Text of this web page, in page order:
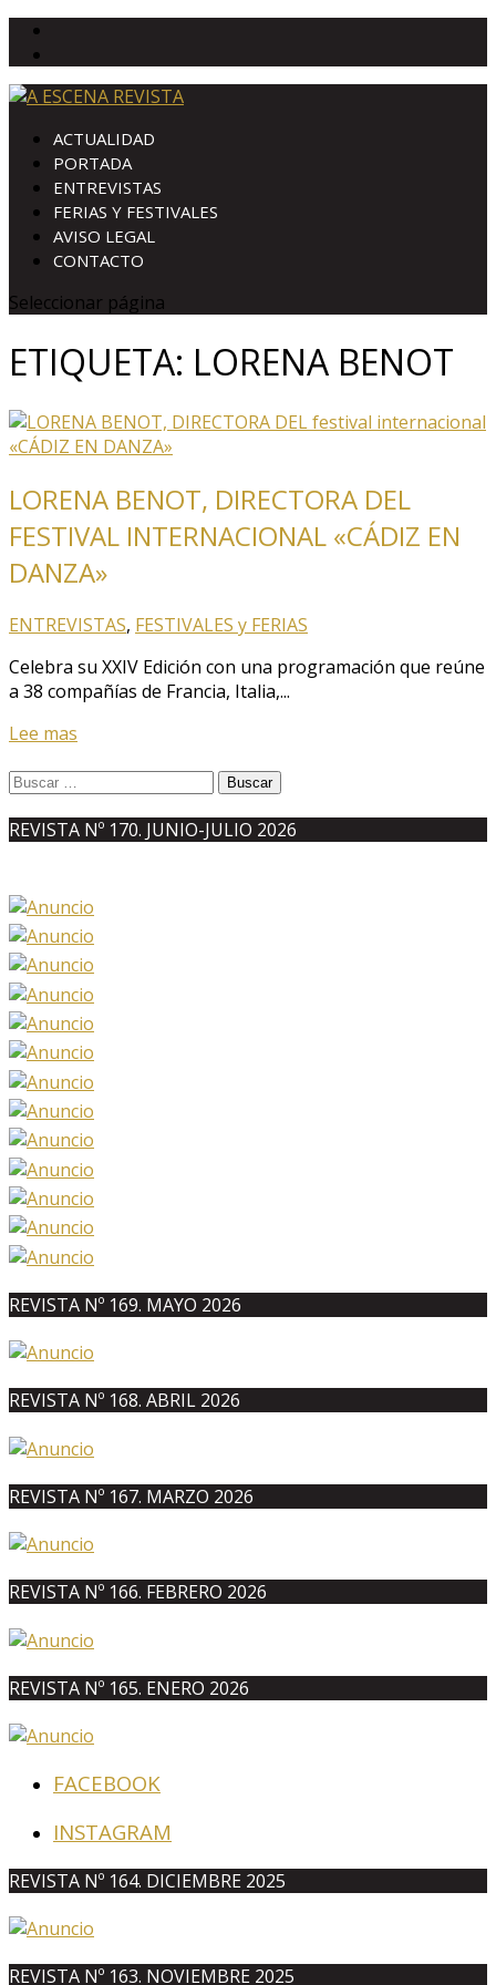
ACTUALIDAD
PORTADA
ENTREVISTAS
FERIAS Y FESTIVALES
AVISO LEGAL
CONTACTO
Seleccionar página
ETIQUETA: LORENA BENOT
LORENA BENOT, DIRECTORA DEL
FESTIVAL INTERNACIONAL «CÁDIZ EN
DANZA»
ENTREVISTAS, FESTIVALES y FERIAS
Celebra su XXIV Edición con una programación que reúne
a 38 compañías de Francia, Italia,...
Lee mas
Buscar:
REVISTA Nº 170. JUNIO-JULIO 2026
REVISTA Nº 169. MAYO 2026
REVISTA Nº 168. ABRIL 2026
REVISTA Nº 167. MARZO 2026
REVISTA Nº 166. FEBRERO 2026
REVISTA Nº 165. ENERO 2026
FACEBOOK
INSTAGRAM
REVISTA Nº 164. DICIEMBRE 2025
REVISTA Nº 163. NOVIEMBRE 2025